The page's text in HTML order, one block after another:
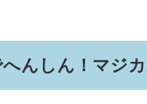
へんしん！マジ